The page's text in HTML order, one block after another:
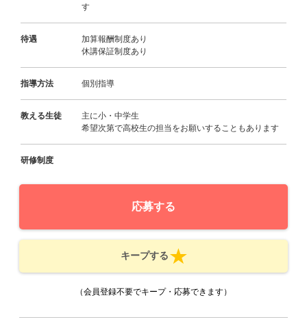
す
待遇
加算報酬制度あり
休講保証制度あり
指導方法 個別指導
教える生徒
主に小・中学生
希望次第で高校生の担当をお願いすることもあります
研修制度
応募する
キープする
（会員登録不要でキープ・応募できます）